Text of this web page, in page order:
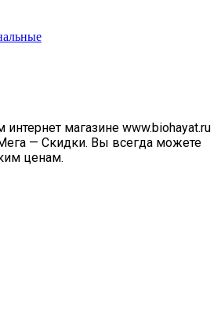
магазине www.biohayat.ru
— Скидки. Вы всегда можете
ценам.